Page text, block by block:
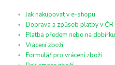
Jak nakupovat v e-shopu
Doprava a způsob platby v ČR
Platba předem nebo na dobírku
Vrácení zboží
Formulář pro vrácení zboží